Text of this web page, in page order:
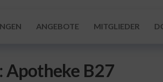
ANGEBOTE MITGLIEDER
Apotheke B27